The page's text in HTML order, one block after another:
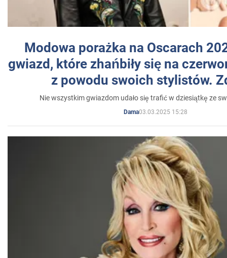
Modowa porażka na Oscarach
gwiazd, które zhańbiły się na
z powodu swoich stylistów.
Nie wszystkim gwiazdom udało się trafić w dziesiątkę ze
Dama03.03.2025 15:28